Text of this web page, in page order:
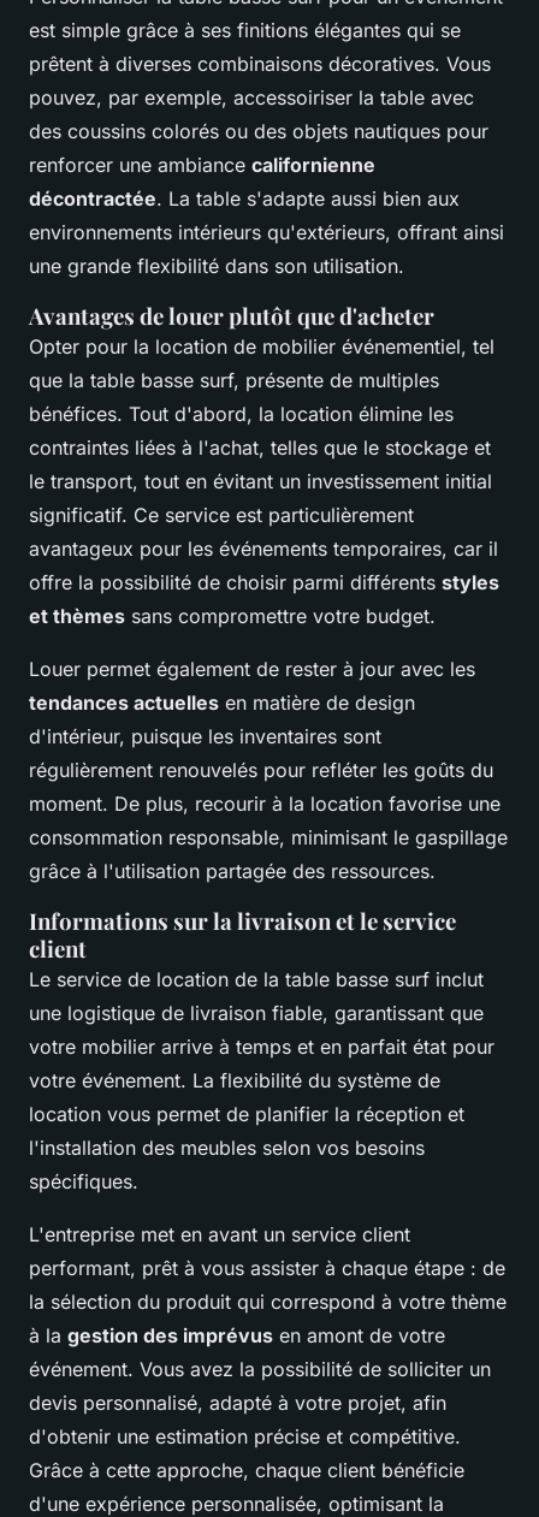
est simple grâce à ses finitions élégantes qui se
prêtent à diverses combinaisons décoratives. Vous
pouvez, par exemple, accessoiriser la table avec
des coussins colorés ou des objets nautiques pour
renforcer une ambiance californienne
décontractée. La table s'adapte aussi bien aux
environnements intérieurs qu'extérieurs, offrant ainsi
une grande flexibilité dans son utilisation.
Avantages de louer plutôt que d'acheter
Opter pour la location de mobilier événementiel, tel
que la table basse surf, présente de multiples
bénéfices. Tout d'abord, la location élimine les
contraintes liées à l'achat, telles que le stockage et
le transport, tout en évitant un investissement initial
significatif. Ce service est particulièrement
avantageux pour les événements temporaires, car il
offre la possibilité de choisir parmi différents styles
et thèmes sans compromettre votre budget.
Louer permet également de rester à jour avec les
tendances actuelles en matière de design
d'intérieur, puisque les inventaires sont
régulièrement renouvelés pour refléter les goûts du
moment. De plus, recourir à la location favorise une
consommation responsable, minimisant le gaspillage
grâce à l'utilisation partagée des ressources.
Informations sur la livraison et le service
client
Le service de location de la table basse surf inclut
une logistique de livraison fiable, garantissant que
votre mobilier arrive à temps et en parfait état pour
votre événement. La flexibilité du système de
location vous permet de planifier la réception et
l'installation des meubles selon vos besoins
spécifiques.
L'entreprise met en avant un service client
performant, prêt à vous assister à chaque étape : de
la sélection du produit qui correspond à votre thème
à la gestion des imprévus en amont de votre
événement. Vous avez la possibilité de solliciter un
devis personnalisé, adapté à votre projet, afin
d'obtenir une estimation précise et compétitive.
Grâce à cette approche, chaque client bénéficie
d'une expérience personnalisée, optimisant la